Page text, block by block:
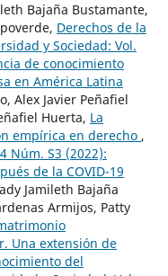
Bajaña Bustamante,
Derechos de la
y Sociedad: Vol.
de conocimiento
en América Latina
Alex Javier Peñafiel
Huerta, La
empírica en derecho ,
Núm. S3 (2022):
de la COVID-19
Jamileth Bajaña
Armijos, Patty
Una extensión de
del